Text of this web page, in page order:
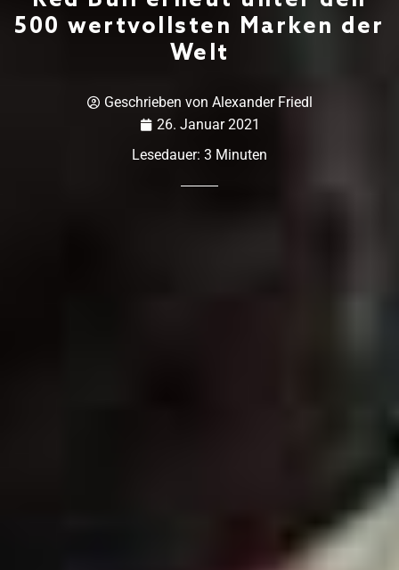
500 wertvollsten Marken der
Welt
Geschrieben von Alexander Friedl
26. Januar 2021
Lesedauer: 3 Minuten